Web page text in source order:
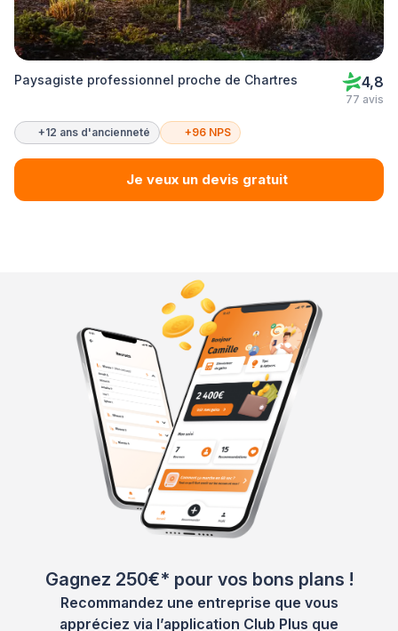
Paysagiste professionnel proche de Chartres 4,8
77 avis
+12 ans d'ancienneté +96 NPS
Je veux un devis gratuit
Gagnez 250€* pour vos bons plans !
Recommandez une entreprise que vous
appréciez via l’application Club Plus que